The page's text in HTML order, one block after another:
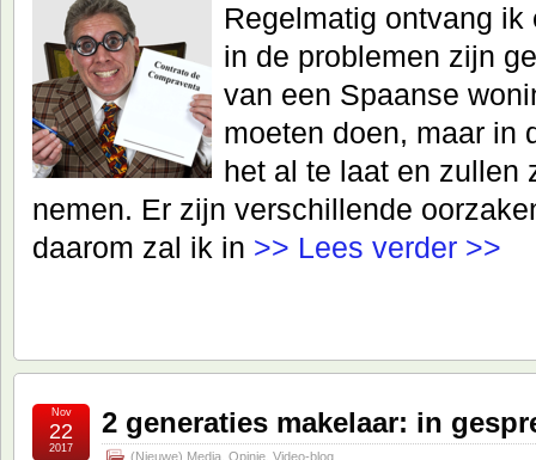
Regelmatig ontvang
in de problemen zijn
van een Spaanse
moeten doen, maar in
het al te laat en zullen
nemen. Er zijn verschillende
daarom zal ik in >> Lees verder >>
2 generaties makelaar: in
(Nieuwe) Media Opinie Video-blog
Nov
22
2017